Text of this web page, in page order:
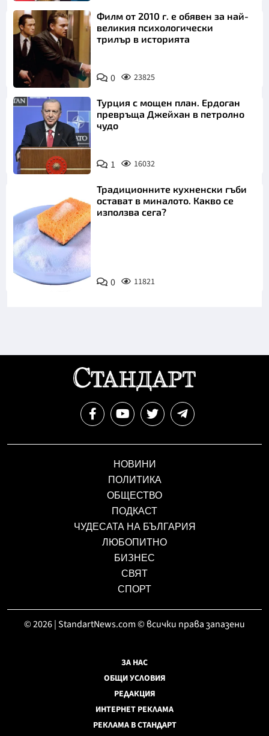
Филм от 2010 г. е обявен за най-
великия психологически
трилър в историята
0 23825
Турция с мощен план. Ердоган
превръща Джейхан в петролно
чудо
1 16032
Снимка:
Пиксабей
Традиционните кухненски гъби
остават в миналото. Какво се
използва сега?
0 11821
НОВИНИ
ПОЛИТИКА
ОБЩЕСТВО
ПОДКАСТ
ЧУДЕСАТА НА БЪЛГАРИЯ
ЛЮБОПИТНО
БИЗНЕС
СВЯТ
СПОРТ
© 2026 | StandartNews.com © всички права запазени
ЗА НАС
ОБЩИ УСЛОВИЯ
РЕДАКЦИЯ
ИНТЕРНЕТ РЕКЛАМА
РЕКЛАМА В СТАНДАРТ